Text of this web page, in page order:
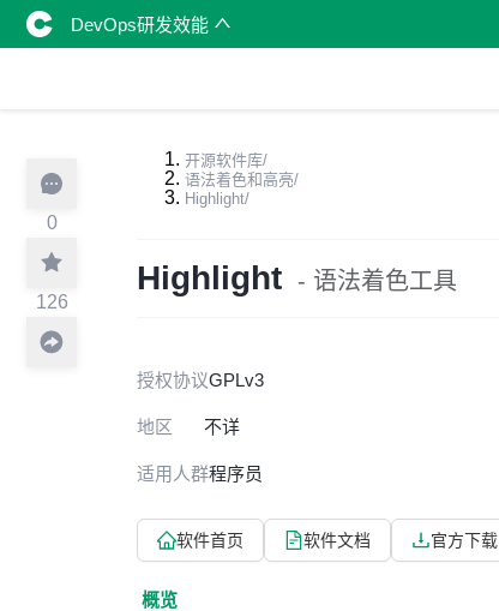
DevOps研发效能
0
126
开源软件库/
语法着色和高亮/
Highlight/
Highlight - 语法着色工具
授权协议GPLv3
地区 不详
适用人群程序员
软件首页 软件文档 官方下载
概览